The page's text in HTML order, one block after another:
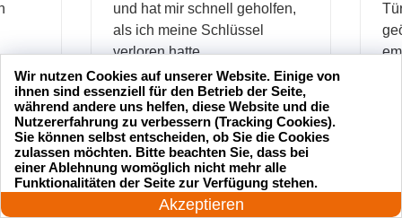
und hat mir schnell geholfen,
als ich meine Schlüssel
verloren hatte.
Jonas M.
Service
Ich hatte meinen Schlüssel
24 Stunden am Tag
Akzeptieren
Wir nutzen Cookies auf unserer Website. Einige von
ihnen sind essenziell für den Betrieb der Seite,
während andere uns helfen, diese Website und die
Nutzererfahrung zu verbessern (Tracking Cookies).
Sie können selbst entscheiden, ob Sie die Cookies
zulassen möchten. Bitte beachten Sie, dass bei
einer Ablehnung womöglich nicht mehr alle
Funktionalitäten der Seite zur Verfügung stehen.